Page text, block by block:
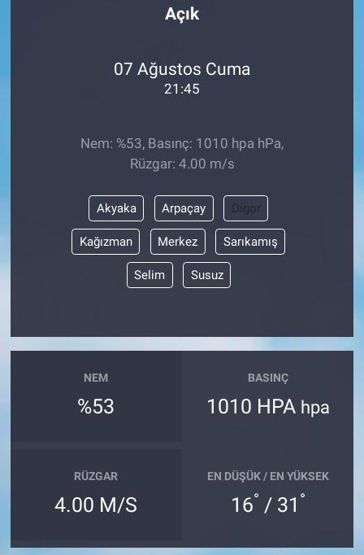
Açık
07 Ağustos Cuma
21:45
Nem: %53, Basınç: 1010 hpa hPa,
Rüzgar: 4.00 m/s
Akyaka Arpaçay Digor
Kağızman Merkez Sarıkamış
Selim Susuz
NEM
%53
BASINÇ
1010 HPA hpa
RÜZGAR
4.00 M/S
EN DÜŞÜK / EN YÜKSEK
16° / 31 °